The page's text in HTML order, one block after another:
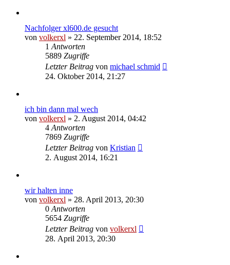
Nachfolger xl600.de gesucht
von volkerxl » 22. September 2014, 18:52
1 Antworten
5889 Zugriffe
Letzter Beitrag von michael schmid
24. Oktober 2014, 21:27
ich bin dann mal wech
von volkerxl » 2. August 2014, 04:42
4 Antworten
7869 Zugriffe
Letzter Beitrag von Kristian
2. August 2014, 16:21
wir halten inne
von volkerxl » 28. April 2013, 20:30
0 Antworten
5654 Zugriffe
Letzter Beitrag von volkerxl
28. April 2013, 20:30